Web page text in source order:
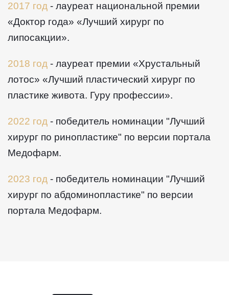
2017 год - лауреат национальной премии
«Доктор года» «Лучший хирург по
липосакции».
2018 год - лауреат премии «Хрустальный
лотос» «Лучший пластический хирург по
пластике живота. Гуру профессии».
2022 год - победитель номинации "Лучший
хирург по ринопластике" по версии портала
Медофарм.
2023 год - победитель номинации "Лучший
хирург по абдоминопластике" по версии
портала Медофарм.